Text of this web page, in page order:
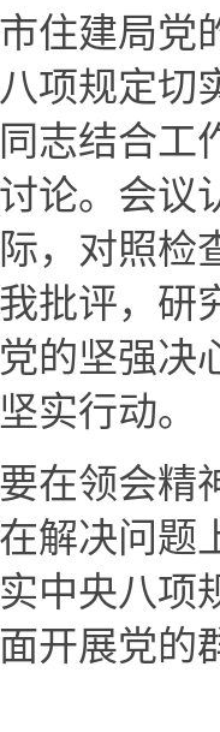
建局党
项规定切
志结合工
论。会议
，对照检
批评，研
的坚强
实行动。
领会精
解决问题
中央八
开展党